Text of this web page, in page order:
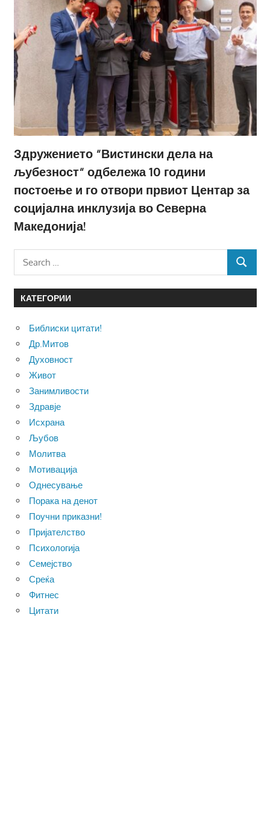
Здружението “Вистински дела на
љубезност“ одбележа 10 години
постоење и го отвори првиот Центар за
социјална инклузија во Северна
Македонија!
SEARCH
КАТЕГОРИИ
Библиски цитати!
Др.Митов
Духовност
Живот
Занимливости
Здравје
Исхрана
Љубов
Молитва
Мотивација
Однесување
Порака на денот
Поучни приказни!
Пријателство
Психологија
Семејство
Среќа
Фитнес
Цитати